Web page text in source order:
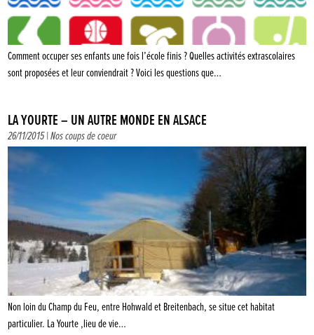
Comment occuper ses enfants une fois l’école finis ? Quelles activités extrascolaires
sont proposées et leur conviendrait ? Voici les questions que…
LA YOURTE – UN AUTRE MONDE EN ALSACE
26/11/2015 |Nos coups de coeur
Non loin du Champ du Feu, entre Hohwald et Breitenbach, se situe cet habitat
particulier. La Yourte ,lieu de vie…